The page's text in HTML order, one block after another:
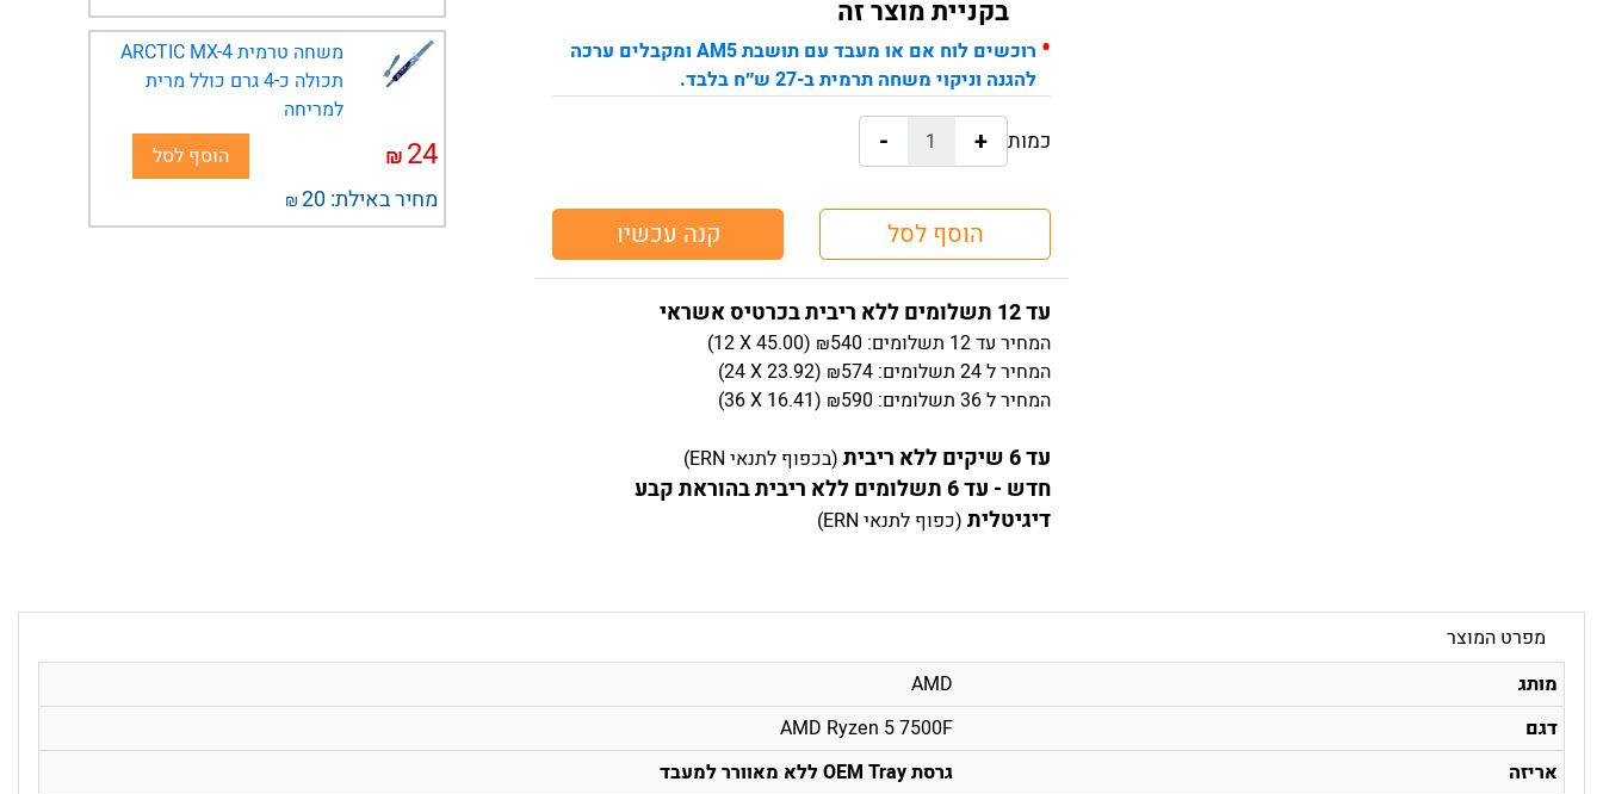
בקניית מוצר זה
•
רוכשים לוח אם או מעבד עם תושבת AM5 ומקבלים ערכה
להגנה וניקוי משחה תרמית ב-27 ש״ח בלבד.
כמות: +
-
הוסף לסל קנה עכשיו
עד 12 תשלומים ללא ריבית בכרטיס אשראי
המחיר עד 12 תשלומים: ₪540
(12 X45.00)
המחירל 24 תשלומים: ₪574
(24 X23.92)
המחירל 36 תשלומים: ₪590
(36 X 16.41)
עד 6 שיקים ללא ריבית (בכפוף לתנאי ERN)
חדש - עד 6 תשלומים ללא ריבית בהוראת קבע
דיגיטלית (כפוף לתנאי ERN)
משחה טרמית ARCTIC MX-4
תכולה כ-4 גרם כולל מרית
למריחה
24
₪
מחיר באילת:20
₪
הוסף לסל
מפרט המוצר
מותג
AMD
דגם
AMD Ryzen 5 7500F
אריזה
גרסת OEM Tray ללא מאוורר למעבד